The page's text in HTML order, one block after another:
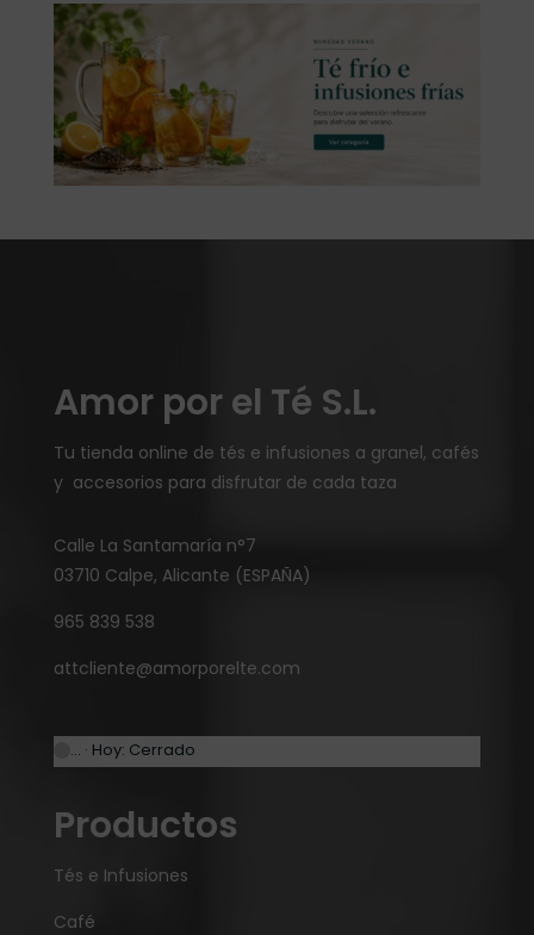
Amor por el Té S.L.
Tu tienda online de tés e infusiones a granel, cafés
y accesorios para disfrutar de cada taza
Calle La Santamaría n°7
03710 Calpe, Alicante (ESPAÑA)
965 839 538
attcliente@amorporelte.com
… · Hoy: Cerrado
Productos
Tés e Infusiones
Café